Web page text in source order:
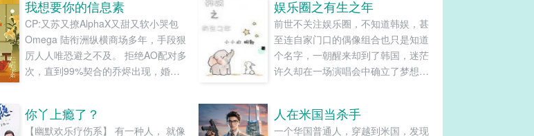
我想要你的信息素
CP:又苏又撩AlphaX又甜又软小哭包
Omega 陆衔洲纵横商场多年，手段狠
厉人人唯恐避之不及。 拒绝AO配对多
次，直到99%契合的乔烬出现，婚姻
重了会哭，轻了也哭。 打不得，骂不
娱乐圈之有生之年
前世不关注娱乐圈，不知道韩娱，甚
至连自家门口的偶像组合也只是知道
个名字，一朝醒来却到了韩国，迷茫
许久却在一场演唱会中确立了梦想，
它玩弄于股掌之上。少女啊向着未知
你丫上瘾了？
【幽默欢乐疗伤系】 有一种人， 就像
人在米国当杀手
一个华国普通人，穿越到米国，发现